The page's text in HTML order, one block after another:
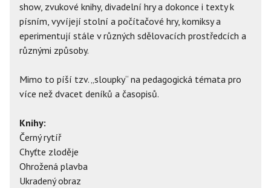
show, zvukové knihy, divadelní hry a dokonce i texty k
písním, vyvíjejí stolní a počítačové hry, komiksy a
eperimentují stále v různých sdělovacích prostředcích a
různými způsoby.
Mimo to píší tzv. „sloupky“ na pedagogická témata pro
více než dvacet deníků a časopisů.
Knihy:
Černý rytíř
Chyťte zloděje
Ohrožená plavba
Ukradený obraz